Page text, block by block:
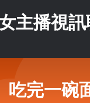
主播視
吃完一碗